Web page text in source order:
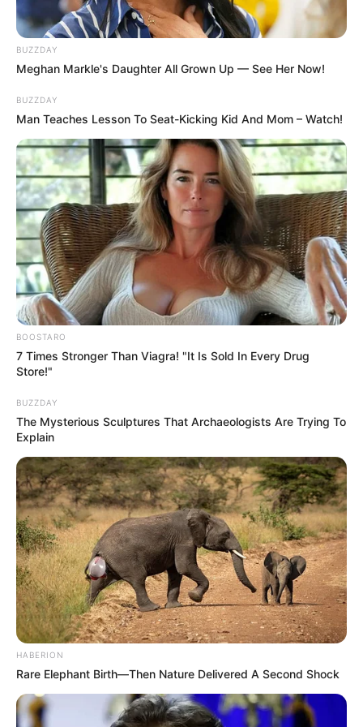
usluga. Zanimljivosti.xyz ne preuzima odgovornost za sadržaj
oglasa, dana obećanja ili kvalitet / pouzdanost proizvoda ili
usluga ponuđenih u svim oglasima.
Pristanak
Korištenjem naše web stranice pristajete na našu izjavu o
odricanju odgovornosti i pristajete na njene uvjete.
Ažuriranje
Ako ažuriramo, izmijenimo ili napravimo bilo kakve promjene
u ovom dokumentu, te će promjene biti istaknute ovdje.
Zadnji put ažurirano u petak, 25. Decembra 2020.
P
r
i
m
j
e
d
b
e
BUZZDAY
Meghan Markle's Daughter All Grown Up — See Her Now!
BUZZDAY
Man Teaches Lesson To Seat-Kicking Kid And Mom – Watch!
BOOSTARO
7 Times Stronger Than Viagra! "It Is Sold In Every Drug
Store!"
BUZZDAY
The Mysterious Sculptures That Archaeologists Are Trying To
Explain
HABERION
Rare Elephant Birth—Then Nature Delivered A Second Shock